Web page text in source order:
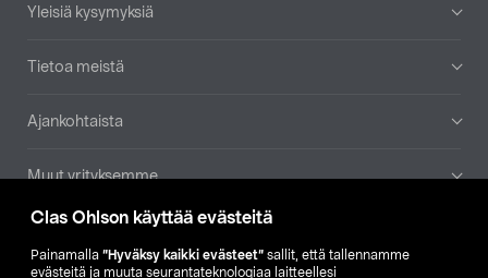
Clas Ohlson käyttää evästeitä
Painamalla ”Hyväksy kaikki evästeet” sallit, että tallennamme
evästeitä ja muuta seurantateknologiaa laitteellesi
Yleisiä kysymyksiä
Tietoa meistä
Ajankohtaista
Muut yrityksemme
Etsi myymälä